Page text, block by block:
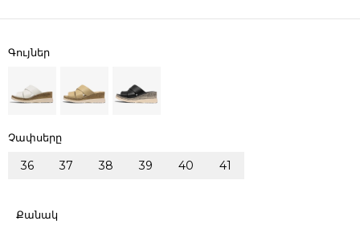
Գույներ
Չափսերը
36 37 38 39 40 41
Քանակ